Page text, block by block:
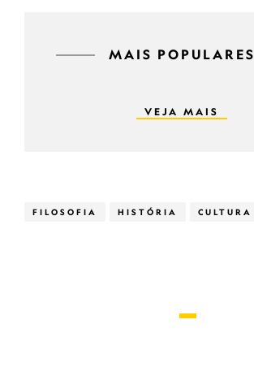
MAIS POPULARES
VEJA MAIS
FILOSOFIA HISTÓRIA CULTURA